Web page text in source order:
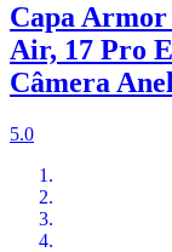
Capa
Air, 17 Pro
Câmera
5.0